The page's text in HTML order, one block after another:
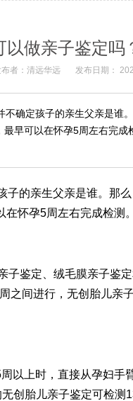
以做亲子鉴定吗
者：清远华远 发布日期：
确定孩子的亲生父亲是谁
早可以在怀孕5周左右完
的亲生父亲是谁。那
怀孕5周左右完成检测
鉴定、绒毛膜亲子鉴
之间进行，无创胎儿亲
以上时，直接从孕妇
创胎儿亲子鉴定可检